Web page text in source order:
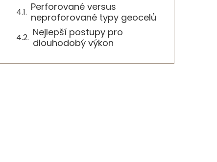
Perforované versus
neproforované typy geocelů
Nejlepší postupy pro
dlouhodobý výkon